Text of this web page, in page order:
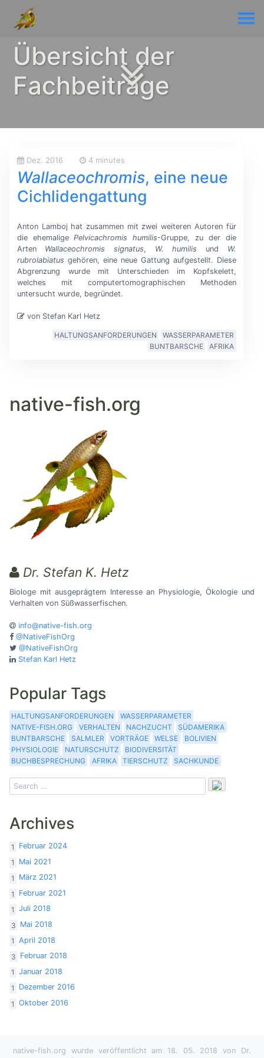
Übersicht der
Fachbeiträge
Dez. 2016 4 minutes
Wallaceochromis, eine neue
Cichlidengattung
Anton Lamboj hat zusammen mit zwei weiteren Autoren für
die ehemaligePelvicachromis humilis-Gruppe, zu der die
Arten Wallaceochromis signatus, W. humilis und W.
rubrolabiatus gehören, eine neue Gattung aufgestellt. Diese
Abgrenzung wurde mit Unterschieden im Kopfskelett,
welches mit computertomographischen Methoden
untersucht wurde, begründet.
von Stefan Karl Hetz
HALTUNGSANFORDERUNGEN
WASSERPARAMETER
BUNTBARSCHE
AFRIKA
native-fish.org
Dr. Stefan K. Hetz
Biologe mit ausgeprägtem Interesse an Physiologie, Ökologie und
Verhalten von Süßwasserfischen.
info@native-fish.org
@NativeFishOrg
@NativeFishOrg
Stefan Karl Hetz
Popular Tags
HALTUNGSANFORDERUNGEN
WASSERPARAMETER
NATIVE-FISH.ORG
VERHALTEN NACHZUCHT
SÜDAMERIKA
BUNTBARSCHE
SALMLER VORTRÄGE WELSE
BOLIVIEN
PHYSIOLOGIE
NATURSCHUTZ
BIODIVERSITÄT
BUCHBESPRECHUNG
AFRIKA TIERSCHUTZ SACHKUNDE
Archives
1
Februar 2024
1
Mai 2021
1
März 2021
1
Februar 2021
1
Juli 2018
3 Mai 2018
1
April 2018
3 Februar 2018
1
Januar 2018
1
Dezember 2016
1
Oktober 2016
native-fish.org wurde veröffentlicht am 18. 05. 2018 von Dr.